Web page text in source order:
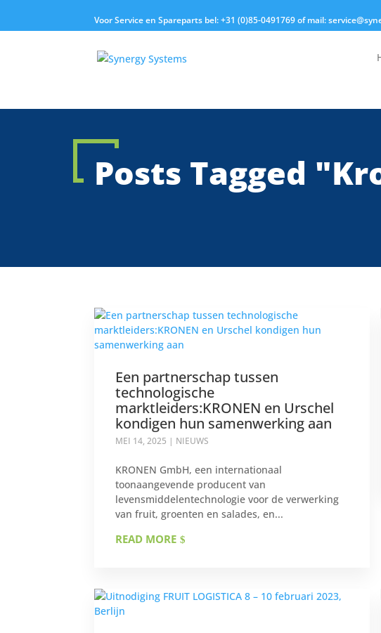
Voor Service en Spareparts bel: +31 (0)85-0491769 of mail:
Posts Tagged
Een partnerschap tussen
technologische
marktleiders:KRONEN en Urschel
kondigen hun samenwerking aan
MEI 14, 2025 | NIEUWS
KRONEN GmbH, een internationaal
toonaangevende producent van
levensmiddelentechnologie voor de verwerking
van fruit, groenten en salades, en...
READ MORE